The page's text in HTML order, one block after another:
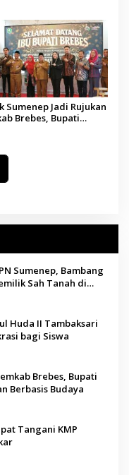
Sumenep Jadi Rujukan
Brebes, Bupati
Sumenep, Bambang
Sah Tanah di
Huda II Tambaksari
bagi Siswa
Brebes, Bupati
Berbasis Budaya
Tangani KMP